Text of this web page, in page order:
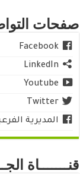
صفحات
Facebook
LinkedIn
Youtube
Twitter
المديرية
قنـــــــاة